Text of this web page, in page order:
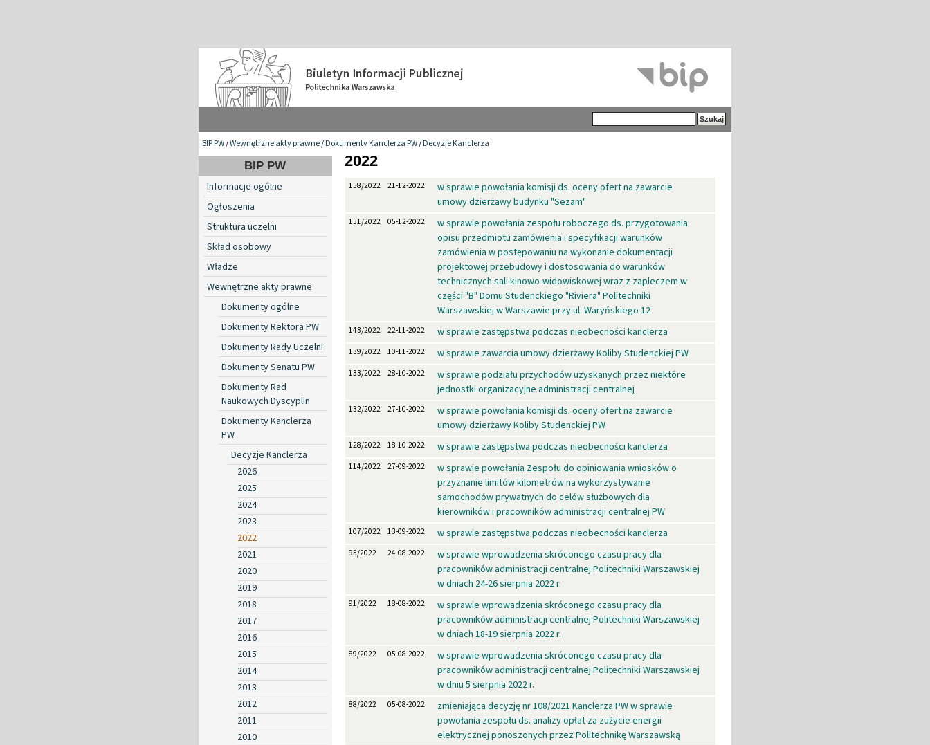
BIP PW/Wewnętrzne akty prawne/Dokumenty Kanclerza PW/Decyzje Kanclerza
BIP PW
Informacje ogólne
Ogłoszenia
Struktura uczelni
Skład osobowy
Władze
Wewnętrzne akty prawne
Dokumenty ogólne
Dokumenty Rektora PW
Dokumenty Rady Uczelni
Dokumenty Senatu PW
Dokumenty Rad
Naukowych Dyscyplin
Dokumenty Kanclerza
PW
Decyzje Kanclerza
2026
2025
2024
2023
2022
2021
2020
2019
2018
2017
2016
2015
2014
2013
2012
2011
2010
2022
158/2022 21-12-2022
w sprawie powołania komisji ds. oceny ofert na zawarcie
umowy dzierżawy budynku "Sezam"
151/2022 05-12-2022
w sprawie powołania zespołu roboczego ds. przygotowania
opisu przedmiotu zamówienia i specyfikacji warunków
zamówienia w postępowaniu na wykonanie dokumentacji
projektowej przebudowy i dostosowania do warunków
technicznych sali kinowo-widowiskowej wraz z zapleczem w
części "B" Domu Studenckiego "Riviera" Politechniki
Warszawskiej w Warszawie przy ul. Waryńskiego 12
143/2022 22-11-2022 w sprawie zastępstwa podczas nieobecności kanclerza
139/2022 10-11-2022 w sprawie zawarcia umowy dzierżawy Koliby Studenckiej PW
133/2022 28-10-2022
w sprawie podziału przychodów uzyskanych przez niektóre
jednostki organizacyjne administracji centralnej
132/2022 27-10-2022
w sprawie powołania komisji ds. oceny ofert na zawarcie
umowy dzierżawy Koliby Studenckiej PW
128/2022 18-10-2022 w sprawie zastępstwa podczas nieobecności kanclerza
114/2022 27-09-2022
w sprawie powołania Zespołu do opiniowania wniosków o
przyznanie limitów kilometrów na wykorzystywanie
samochodów prywatnych do celów służbowych dla
kierowników i pracowników administracji centralnej PW
107/2022 13-09-2022 w sprawie zastępstwa podczas nieobecności kanclerza
95/2022 24-08-2022
w sprawie wprowadzenia skróconego czasu pracy dla
pracowników administracji centralnej Politechniki Warszawskiej
w dniach 24-26 sierpnia 2022 r.
91/2022 18-08-2022
w sprawie wprowadzenia skróconego czasu pracy dla
pracowników administracji centralnej Politechniki Warszawskiej
w dniach 18-19 sierpnia 2022 r.
89/2022 05-08-2022
w sprawie wprowadzenia skróconego czasu pracy dla
pracowników administracji centralnej Politechniki Warszawskiej
w dniu 5 sierpnia 2022 r.
88/2022 05-08-2022
zmieniająca decyzję nr 108/2021 Kanclerza PW w sprawie
powołania zespołu ds. analizy opłat za zużycie energii
elektrycznej ponoszonych przez Politechnikę Warszawską